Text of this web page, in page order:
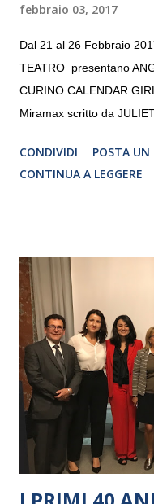
febbraio 03, 2017
Dal 21 al 26 Febbraio
TEATRO presentano
CURINO CALENDAR
Miramax scritto da
CRISTINA PEZZOLI
CONDIVIDI
POSTA
CONTINUA A LEGGERE